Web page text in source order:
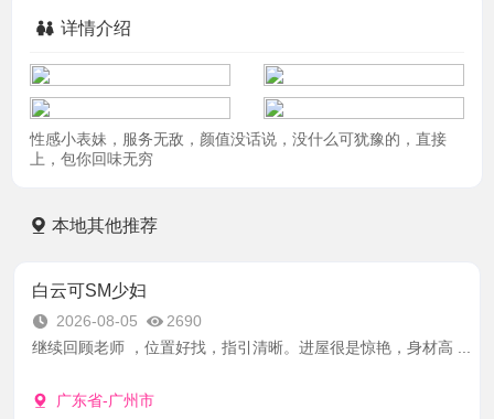
详情介绍
性感小表妹，服务无敌，颜值没话说，没什么可犹豫的，直接
上，包你回味无穷
本地其他推荐
白云可SM少妇
2026-08-05
2690
继续回顾老师 ，位置好找，指引清晰。进屋很是惊艳，身材高 ...
广东省-广州市